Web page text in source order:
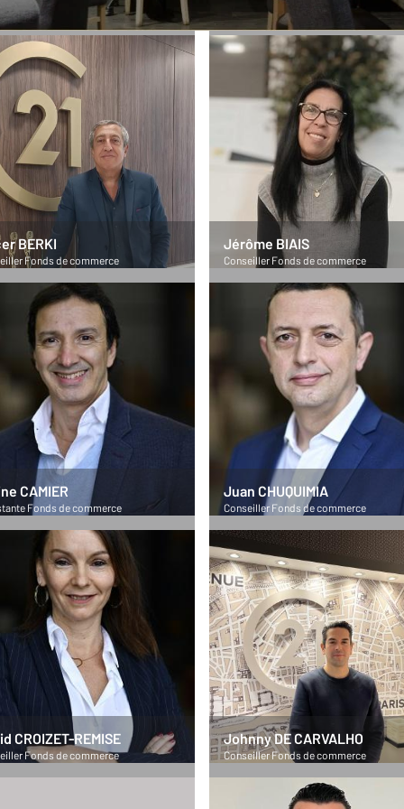
Fonds de commerce Assistante Fonds de commerce
BERKI
Fonds de commerce
Jérôme BIAIS
Conseiller Fonds de commerce
CAMIER
Fonds de commerce
Juan CHUQUIMIA
Conseiller Fonds de commerce
CROIZET-REMISE
Fonds de commerce
Johnny DE CARVALHO
Conseiller Fonds de commerce